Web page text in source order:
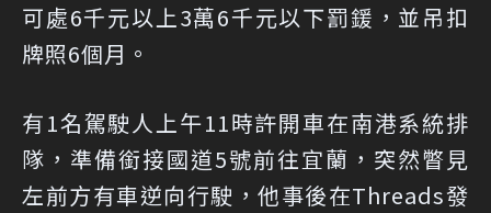
可處6千元以上3萬6千元以下罰鍰，並吊扣
牌照6個月。
有1名駕駛人上午11時許開車在南港系統排
隊，準備銜接國道5號前往宜蘭，突然瞥見
左前方有車逆向行駛，他事後在Threads發